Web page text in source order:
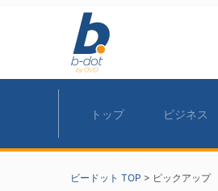
トップ ビジネス
ビードット TOP > ピックアップ